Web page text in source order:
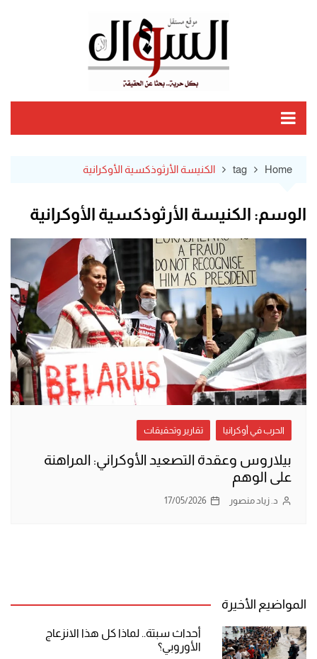
Home
tag الكنيسة الأرثوذكسية الأوكرانية
الوسم: الكنيسة الأرثوذكسية الأوكرانية
الحرب في أوكرانيا تقارير وتحقيقات
بيلاروس وعقدة التصعيد الأوكراني: المراهنة
على الوهم
د. زياد منصور 17/05/2026
المواضيع الأخيرة
أحداث سبتة.. لماذا كل هذا الانزعاج
الأوروبي؟